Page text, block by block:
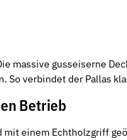
massive gusseiserne
So verbindet der Pallas
Betrieb
mit einem Echtholzgriff